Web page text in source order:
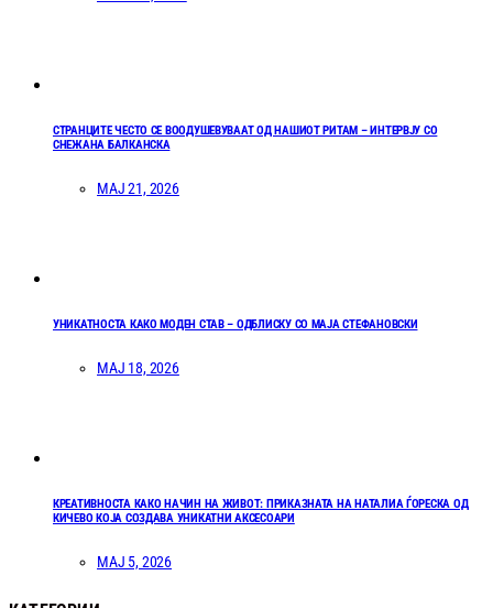
СТРАНЦИТЕ ЧЕСТО СЕ ВООДУШЕВУВААТ ОД НАШИОТ РИТАМ – ИНТЕРВЈУ СО
СНЕЖАНА БАЛКАНСКА
МАЈ 21, 2026
УНИКАТНОСТА КАКО МОДЕН СТАВ – ОДБЛИСКУ СО МАЈА СТЕФАНОВСКИ
МАЈ 18, 2026
КРЕАТИВНОСТА КАКО НАЧИН НА ЖИВОТ: ПРИКАЗНАТА НА НАТАЛИА ЃОРЕСКА ОД
КИЧЕВО КОЈА СОЗДАВА УНИКАТНИ АКСЕСОАРИ
МАЈ 5, 2026